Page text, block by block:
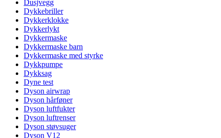
Dusjvegg
Dykkebriller
Dykkerklokke
Dykkerlykt
Dykkermaske
Dykkermaske barn
Dykkermaske med styrke
Dykkpumpe
Dykksag
Dyne test
Dyson airwrap
Dyson hårføner
Dyson luftfukter
Dyson luftrenser
Dyson støvsuger
Dyson V12